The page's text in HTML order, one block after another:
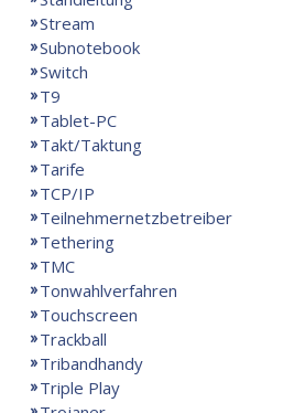
Stream
Subnotebook
Switch
T9
Tablet-PC
Takt/Taktung
Tarife
TCP/IP
Teilnehmernetzbetreiber
Tethering
TMC
Tonwahlverfahren
Touchscreen
Trackball
Tribandhandy
Triple Play